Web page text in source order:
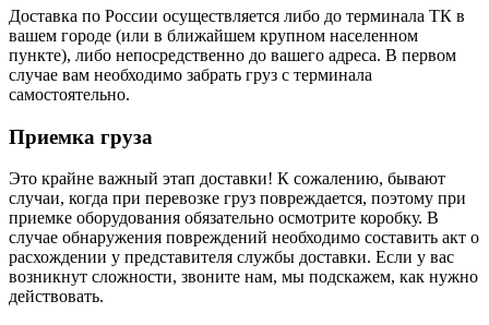
Доставка по России осуществляется либо до терминала ТК в
вашем городе (или в ближайшем крупном населенном
пункте), либо непосредственно до вашего адреса. В первом
случае вам необходимо забрать груз с терминала
самостоятельно.
Приемка груза
Это крайне важный этап доставки! К сожалению, бывают
случаи, когда при перевозке груз повреждается, поэтому при
приемке оборудования обязательно осмотрите коробку. В
случае обнаружения повреждений необходимо составить акт о
расхождении у представителя службы доставки. Если у вас
возникнут сложности, звоните нам, мы подскажем, как нужно
действовать.